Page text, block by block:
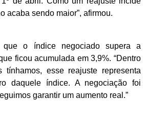
acaba sendo maior”, afirmou.
que o índice negociado supera a
ficou acumulada em 3,9%. “Dentro
esse reajuste representa
daquele índice. A negociação foi
garantir um aumento real.”